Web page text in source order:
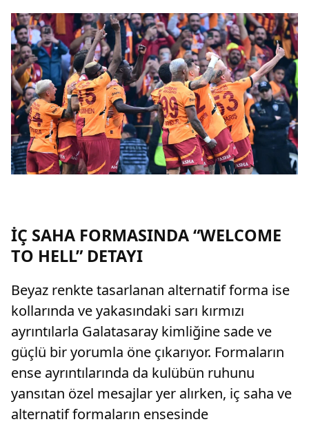
İÇ SAHA FORMASINDA “WELCOME
TO HELL” DETAYI
Beyaz renkte tasarlanan alternatif forma ise
kollarında ve yakasındaki sarı kırmızı
ayrıntılarla Galatasaray kimliğine sade ve
güçlü bir yorumla öne çıkarıyor. Formaların
ense ayrıntılarında da kulübün ruhunu
yansıtan özel mesajlar yer alırken, iç saha ve
alternatif formaların ensesinde